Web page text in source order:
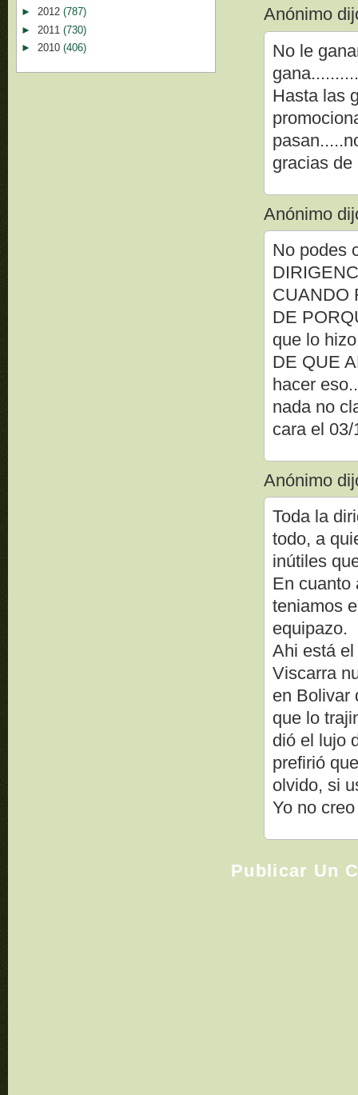
Anónimo
No le
Hasta las
gracias
Anónimo
No podes
CUANDO
DE
que lo
DE QUE
hacer
nada no
cara el 03/
Anónimo
Toda la
todo, a
inútiles
En cuanto
teniamos
equipazo.
Ahi está
Viscarra
en Bolivar
que lo
dió el lujo
prefirió
olvido, si
Yo no
Publicar Un
► 2012 (787)
► 2011 (730)
► 2010 (406)